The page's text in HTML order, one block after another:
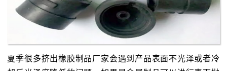
夏季很多挤出橡胶制品厂家会遇到产品表面不光泽或者冷